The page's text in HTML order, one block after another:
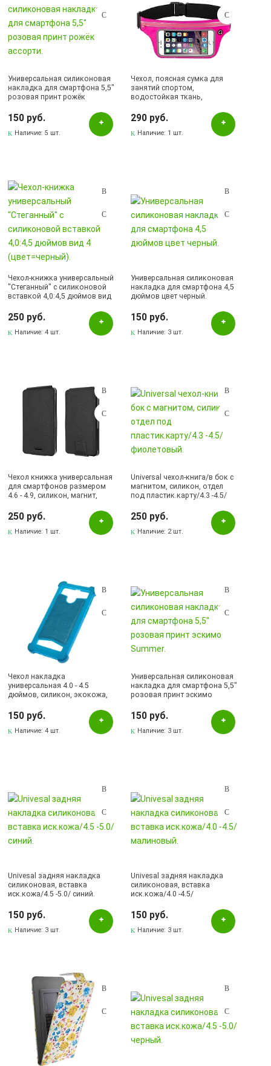
Универсальная силиконовая
накладка для смартфона 5,5"
розовая принт рожёк
150 руб.
Наличие:5 шт.
Чехол, поясная сумка для
занятий спортом,
водостойкая ткань,
290 руб.
Наличие: 1 шт.
Чехол-книжка универсальный
"Стеганный" с силиконовой
вставкой 4,0:4,5 дюймов вид
250 руб.
Наличие:4 шт.
Универсальная силиконовая
накладка для смартфона 4,5
дюймов цвет черный.
150 руб.
Наличие: 3 шт.
Чехол книжка универсальная
для смартфонов размером
4.6 - 4.9, силикон, магнит,
250 руб.
Наличие: 1 шт.
Universal чехол-книга/в бок с
магнитом, силикон, отдел
под пластик.карту/4.3 -4.5/
250 руб.
Наличие: 2 шт.
Чехол накладка
универсальная 4.0 - 4.5
дюймов, силикон, экокожа,
150 руб.
Наличие:4 шт.
Универсальная силиконовая
накладка для смартфона 5,5"
розовая принт эскимо
150 руб.
Наличие: 3 шт.
Univesal задняя накладка
силиконовая, вставка
иск.кожа/4.5 -5.0/ синий.
150 руб.
Наличие: 3 шт.
Univesal задняя накладка
силиконовая, вставка
иск.кожа/4.0 -4.5/
150 руб.
Наличие: 3 шт.